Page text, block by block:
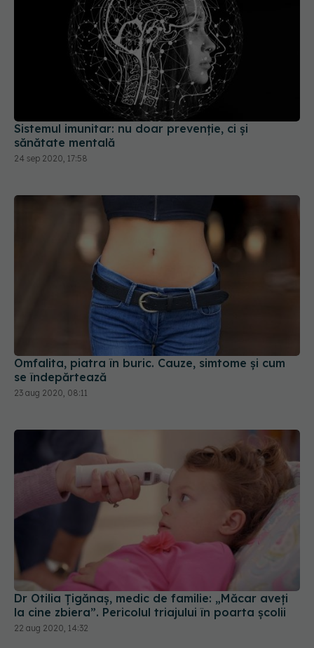
Sistemul imunitar: nu doar prevenție, ci și
sănătate mentală
24 sep 2020, 17:58
Omfalita, piatra în buric. Cauze, simtome și cum
se îndepărtează
23 aug 2020, 08:11
Dr Otilia Țigănaș, medic de familie: „Măcar aveți
la cine zbiera”. Pericolul triajului în poarta școlii
22 aug 2020, 14:32